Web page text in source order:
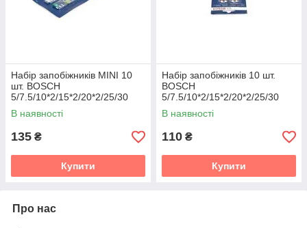
Набір запобіжників MINI 10
шт. BOSCH
5/7.5/10*2/15*2/20*2/25/30
В наявності
135 ₴
Купити
Набір запобіжників 10 шт.
BOSCH
5/7.5/10*2/15*2/20*2/25/30
В наявності
110 ₴
Купити
Про нас